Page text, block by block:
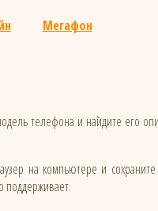
Мегафон
телефона и найдите его
на компьютере и